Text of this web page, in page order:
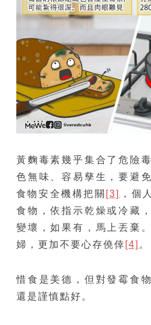
黃麴毒素幾乎集合了危險
色無味、容易孳生，要避
食物安全機構把關 [3]
，個
食物，依指示乾燥或冷藏
變壞，如果有，馬上丟棄
婦，更加不要心存僥倖 [4] 。
惜食是美德，但對發霉食
還是謹慎點好。